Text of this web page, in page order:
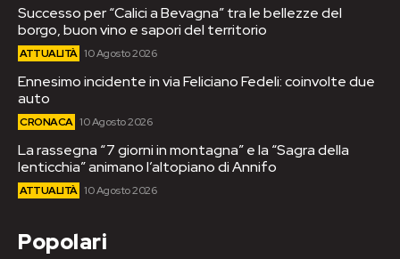
Successo per “Calici a Bevagna” tra le bellezze del
borgo, buon vino e sapori del territorio
ATTUALITÀ 10 Agosto 2026
Ennesimo incidente in via Feliciano Fedeli: coinvolte due
auto
CRONACA 10 Agosto 2026
La rassegna “7 giorni in montagna” e la “Sagra della
lenticchia” animano l’altopiano di Annifo
ATTUALITÀ 10 Agosto 2026
Popolari